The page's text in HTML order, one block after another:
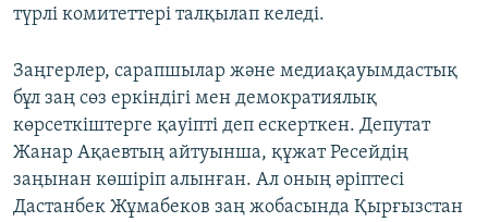
түрлі комитеттері талқылап келеді.
Заңгерлер, сарапшылар және медиақауымдастық
бұл заң сөз еркіндігі мен демократиялық
көрсеткіштерге қауіпті деп ескерткен. Депутат
Жанар Ақаевтың айтуынша, құжат Ресейдің
заңынан көшіріп алынған. Ал оның әріптесі
Дастанбек Жұмабеков заң жобасында Қырғызстан